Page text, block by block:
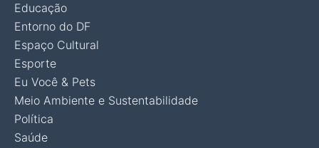
Educação
Entorno do DF
Espaço Cultural
Esporte
Eu Você & Pets
Meio Ambiente e Sustentabilidade
Política
Saúde